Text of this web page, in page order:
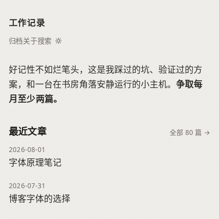
工作记录
归档关于搜索
好记性不如烂笔头，这是我踩过的坑、验证过的方
案，和一台在书房角落安静运行的小主机。 争取每
月至少两篇。
最近文章
全部 80 篇 →
2026-08-01
字体原理笔记
2026-07-31
博客字体的选择